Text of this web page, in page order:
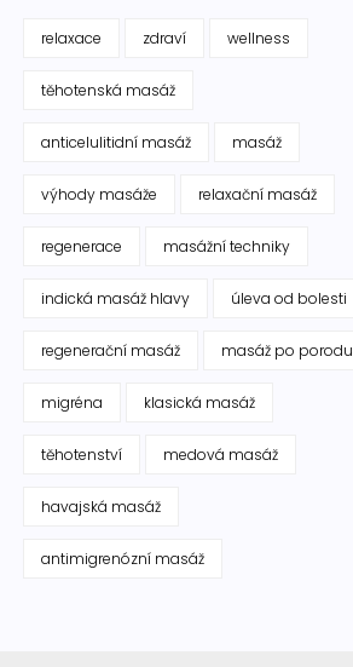
relaxace zdraví wellness
těhotenská masáž
anticelulitidní masáž masáž
výhody masáže relaxační masáž
regenerace masážní techniky
indická masáž hlavy úleva od bolesti
regenerační masáž masáž po porodu
migréna klasická masáž
těhotenství medová masáž
havajská masáž
antimigrenózní masáž